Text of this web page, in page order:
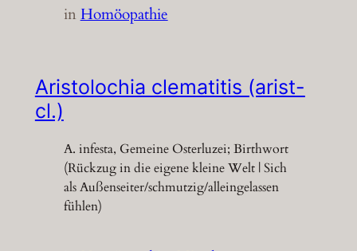
inHomöopathie
Aristolochia clematitis (arist-
cl.)
A. infesta, Gemeine Osterluzei; Birthwort
(Rückzug in die eigene kleine Welt | Sich
als Außenseiter/schmutzig/alleingelassen
fühlen)